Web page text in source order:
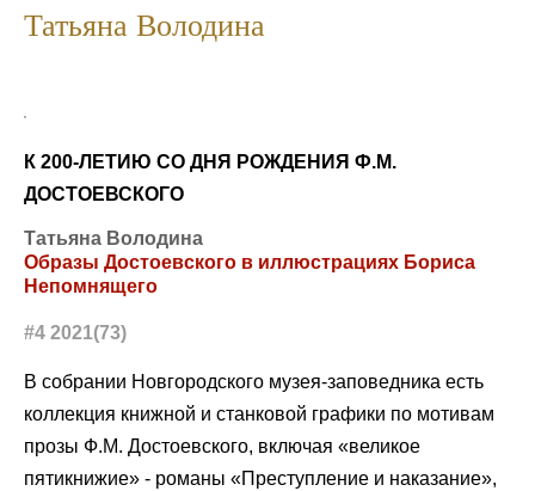
Татьяна Володина
К 200-ЛЕТИЮ СО ДНЯ РОЖДЕНИЯ Ф.М.
ДОСТОЕВСКОГО
Татьяна Володина
Образы Достоевского в иллюстрациях Бориса
Непомнящего
#4 2021(73)
В собрании Новгородского музея-заповедника есть
коллекция книжной и станковой графики по мотивам
прозы Ф.М. Достоевского, включая «великое
пятикнижие» - романы «Преступление и наказание»,